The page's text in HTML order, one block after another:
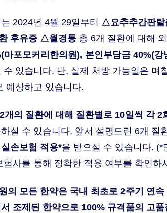
2024년 4월 29일부터 △요추추간판
후유증 △월경통 총 6개 질환에 대해
마포모커리한의원), 본인부담금 40%(
수 있습니다. 단, 실제 처방 가능일은
예상하고 있습니다.
개의 질환에 대해 질환별로 10일씩 각
실 수 있습니다. 앞서 설명드린 6개 질
실손보험 적용*을 받으실 수 있습니다. (*
험사를 통해 정확한 적용 여부를 확인하
의 모든 한약은 국내 최초로 2주기 연
조제된 한약으로 100% 규격품의 고품